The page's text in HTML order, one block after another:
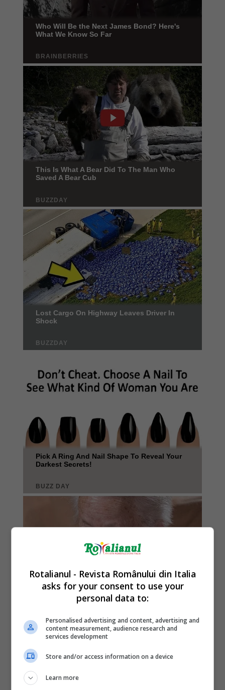
Rotalianul - Revista Românului din Italia
asks for your consent to use your
personal data to:
Personalised advertising and content, advertising and
content measurement, audience research and
services development
Store and/or access information on a device
Learn more